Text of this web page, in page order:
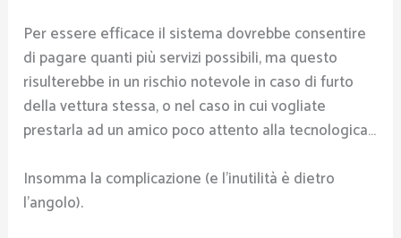
Per essere efficace il sistema dovrebbe consentire
di pagare quanti più servizi possibili, ma questo
risulterebbe in un rischio notevole in caso di furto
della vettura stessa, o nel caso in cui vogliate
prestarla ad un amico poco attento alla tecnologica…
Insomma la complicazione (e l’inutilità è dietro
l’angolo).